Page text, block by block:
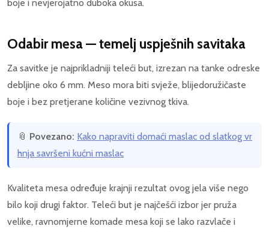
boje i nevjerojatno duboka okusa.
Odabir mesa — temelj uspješnih savitaka
Za savitke je najprikladniji teleći but, izrezan na tanke odreske
debljine oko 6 mm. Meso mora biti svježe, blijedoružičaste
boje i bez pretjerane količine vezivnog tkiva.
📎 Povezano: Kako napraviti domaći maslac od slatkog vr
hnja savršeni kućni maslac
Kvaliteta mesa određuje krajnji rezultat ovog jela više nego
bilo koji drugi faktor. Teleći but je najčešći izbor jer pruža
velike, ravnomjerne komade mesa koji se lako razvlače i